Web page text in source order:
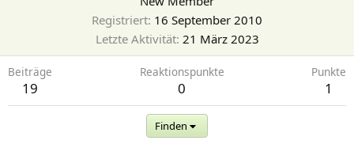
Registriert 16 September 2010
Letzte Aktivität 21 März 2023
Beiträge
19
Reaktionspunkte
0
Punkte
1
Finden